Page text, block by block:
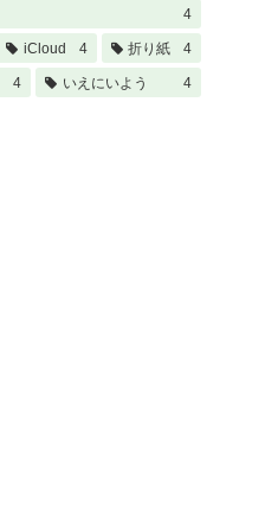
4
iCloud 4 折り紙 4
4 いえにいよう 4